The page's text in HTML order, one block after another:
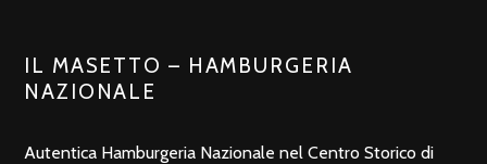
IL MASETTO – HAMBURGERIA
NAZIONALE
Autentica Hamburgeria Nazionale nel Centro Storico di